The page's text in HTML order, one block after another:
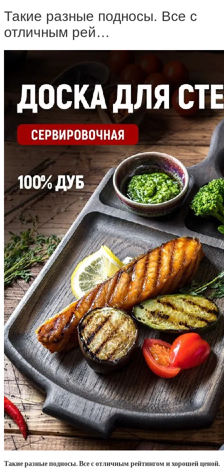
Такие разные подносы. Все с
отличным рей…
Такие разные подносы. Все с отличным рейтингом и хорошей ценой.